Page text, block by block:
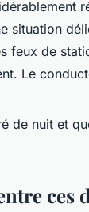
situation
feux de
Le
de nuit et
ces